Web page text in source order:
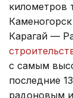
километров
Карагай —
с самым
последние
радоновым